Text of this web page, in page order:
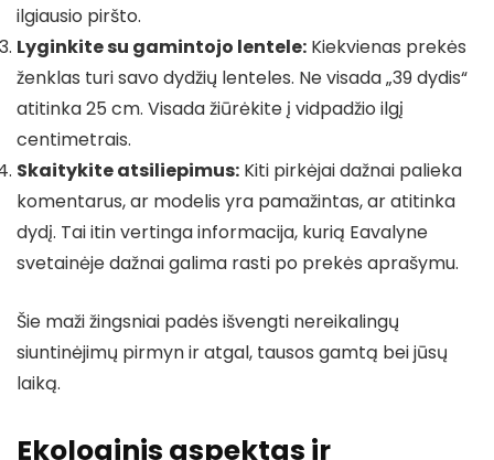
ilgiausio piršto.
Lyginkite su gamintojo lentele: Kiekvienas prekės
ženklas turi savo dydžių lenteles. Ne visada „39 dydis“
atitinka 25 cm. Visada žiūrėkite į vidpadžio ilgį
centimetrais.
Skaitykite atsiliepimus: Kiti pirkėjai dažnai palieka
komentarus, ar modelis yra pamažintas, ar atitinka
dydį. Tai itin vertinga informacija, kurią Eavalyne
svetainėje dažnai galima rasti po prekės aprašymu.
Šie maži žingsniai padės išvengti nereikalingų
siuntinėjimų pirmyn ir atgal, tausos gamtą bei jūsų
laiką.
Ekologinis aspektas ir